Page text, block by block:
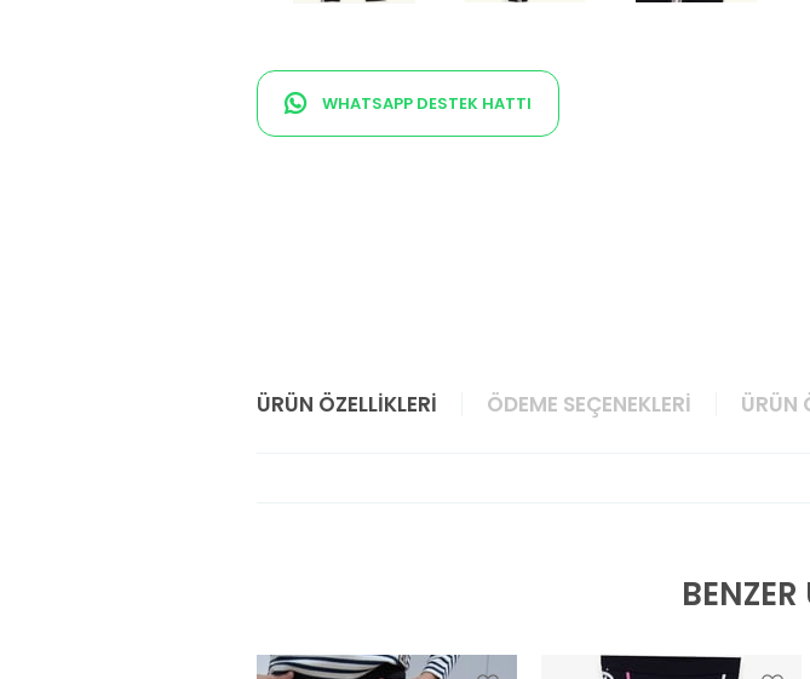
WHATSAPP DESTEK HATTI
ÜRÜN ÖZELLIKLERI ÖDEME SEÇENEKLERI ÜRÜN
BENZER